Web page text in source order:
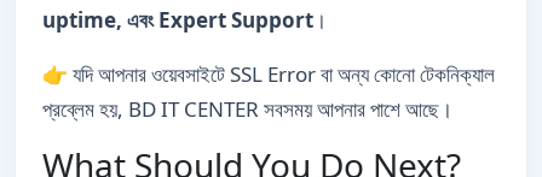
uptime, এবং Expert Support ।
👉 যদি আপনার ওয়েবসাইটে SSL Error বা অন্য কোনো টেকনিক্যাল
প্রব্লেম হয়, BD IT CENTER সবসময় আপনার পাশে আছে।
What Should You Do Next?